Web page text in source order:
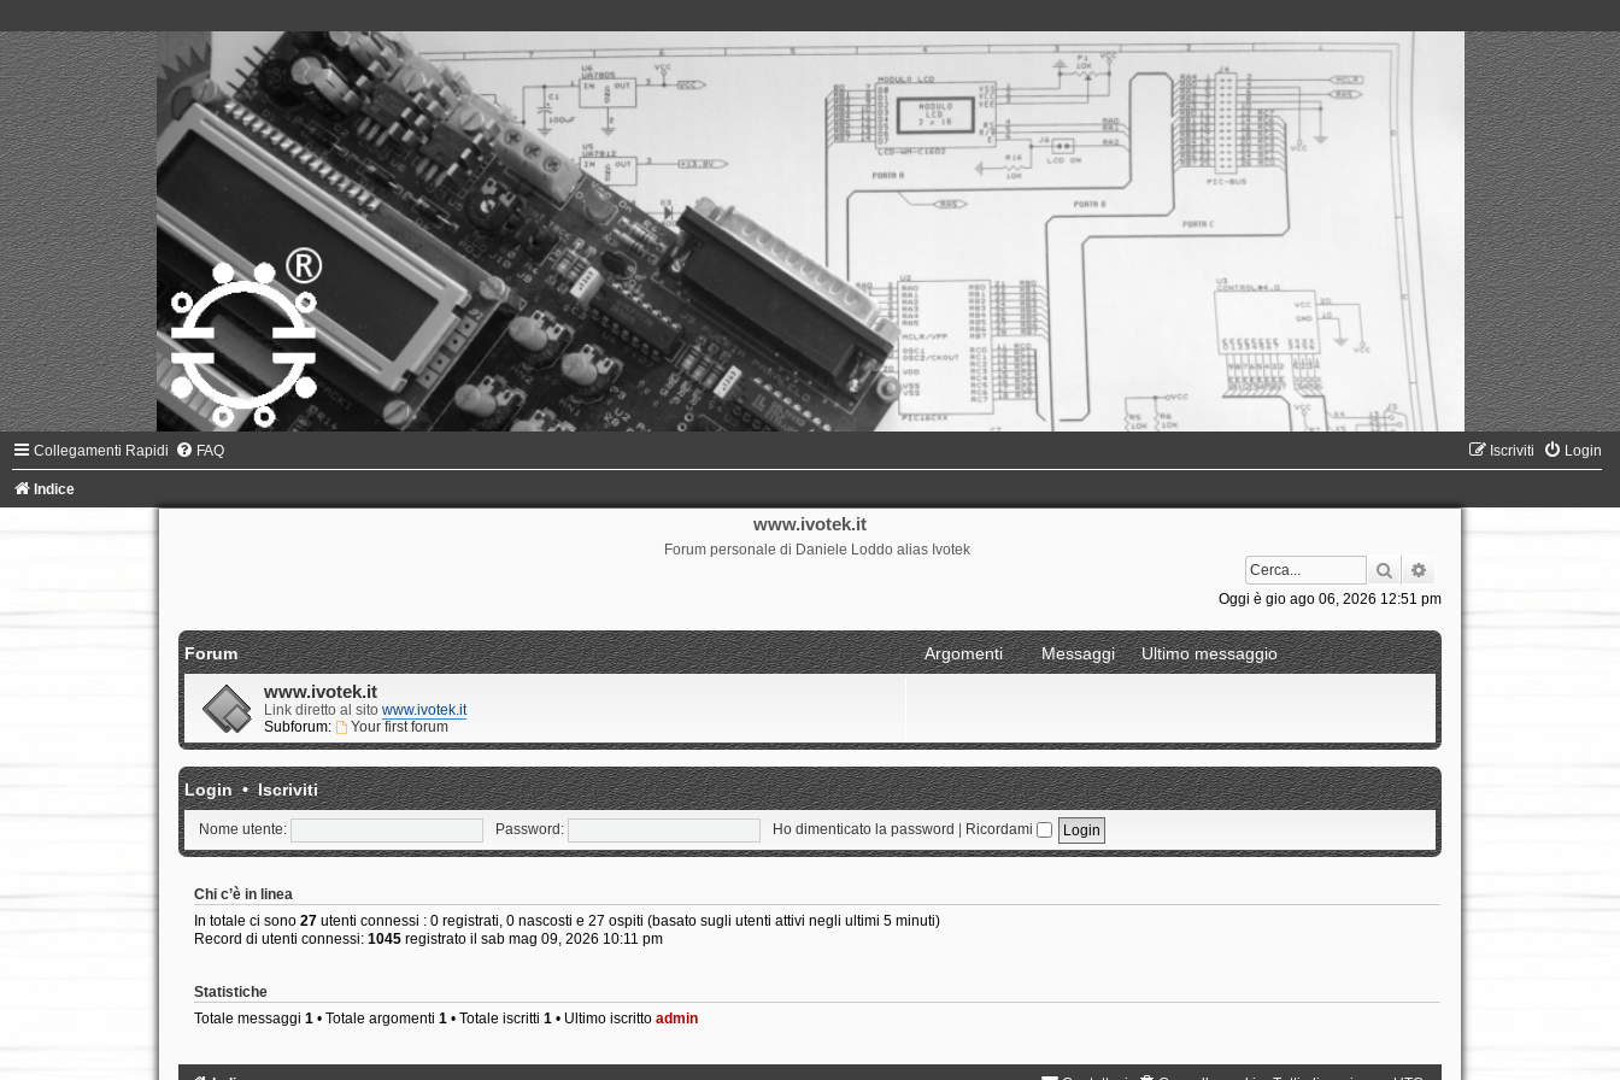
Collegamenti Rapidi FAQ Login
Iscriviti
Indice
www.ivotek.it
Forum personale di Daniele Loddo alias Ivotek
Cerca
Oggi è gio ago 06, 2026 12:51 pm
Forum Argomenti Messaggi
Ultimo messaggio
www.ivotek.it
Link diretto al sito www.ivotek.it
Subforum:
Your first forum
Login•Iscriviti
Nome utente: Password: Ho dimenticato la password Ricordami
Chi c’è in linea
In totale ci sono 27utenti connessi : 0 registrati, 0 nascosti e 27 ospiti (basato sugli utenti attivi negli ultimi 5 minuti)
Record di utenti connessi: 1045registrato il sab mag 09, 2026 10:11 pm
Statistiche
Totale messaggi 1• Totale argomenti 1• Totale iscritti 1• Ultimo iscritto admin